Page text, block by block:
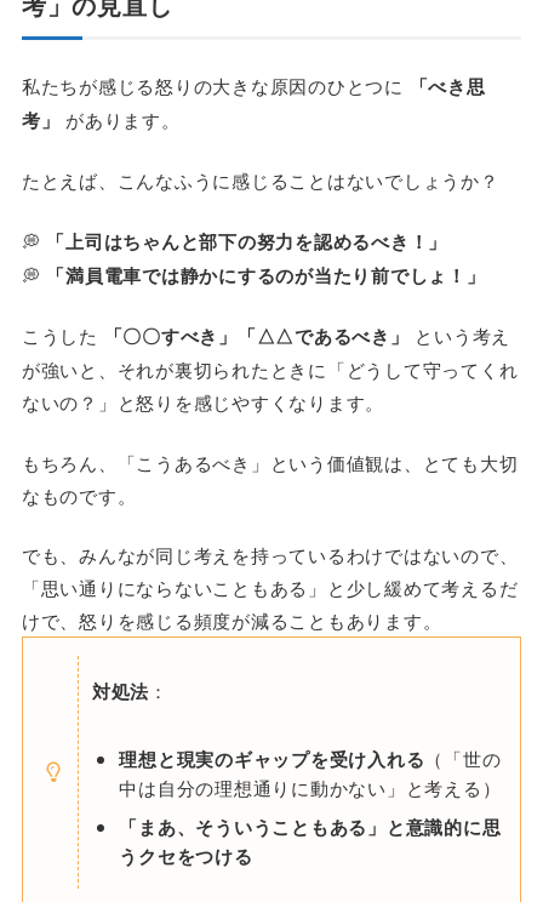
私たちが感じる怒りの大きな原因のひとつに
「べき思
考」
があります。
たとえば、こんなふうに感じることはないでしょうか？
💭 「上司はちゃんと部下の努力を認めるべき！」
💭 「満員電車では静かにするのが当たり前でしょ！」
こうした 「〇〇すべき」「△△であるべき」
という考え
が強いと、それが裏切られたときに「どうして守ってくれ
ないの？」と怒りを感じやすくなります。
もちろん、「こうあるべき」という価値観は、とても大切
なものです。
でも、みんなが同じ考えを持っているわけではないので、
「思い通りにならないこともある」と少し緩めて考えるだ
けで、怒りを感じる頻度が減ることもあります。
対処法 ：
理想と現実のギャップを受け入れる （「世の
中は自分の理想通りに動かない」と考える）
「まあ、そういうこともある」と意識的に思
うクセをつける